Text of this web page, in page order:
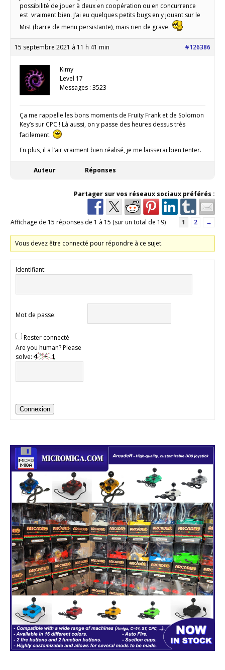
possibilité de jouer à deux en coopération ou en concurrence
est vraiment bien. J’ai eu quelques petits bugs en y jouant sur le
Mist (barre de menu persistante), mais rien de grave.
15 septembre 2021 à 11 h 41 min #126386
Kimy
Level 17
Messages : 3523
Ça me rappelle les bons moments de Fruity Frank et de Solomon
Key’s sur CPC ! Là aussi, on y passe des heures dessus très
facilement.
En plus, il a l’air vraiment bien réalisé, je me laisserai bien tenter.
Auteur Réponses
Partager sur vos réseaux sociaux préférés :
Affichage de 15 réponses de 1 à 15 (sur un total de 19) 1 2 →
Vous devez être connecté pour répondre à ce sujet.
Identifiant:
Mot de passe:
Rester connecté
Are you human? Please
solve:
Connexion